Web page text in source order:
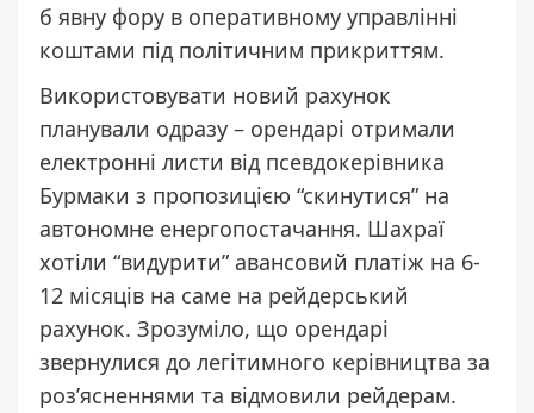
б явну фору в оперативному управлінні
коштами під політичним прикриттям.
Використовувати новий рахунок
планували одразу – орендарі отримали
електронні листи від псевдокерівника
Бурмаки з пропозицією “скинутися” на
автономне енергопостачання. Шахраї
хотіли “видурити” авансовий платіж на 6-
12 місяців на саме на рейдерський
рахунок. Зрозуміло, що орендарі
звернулися до легітимного керівництва за
роз’ясненнями та відмовили рейдерам.